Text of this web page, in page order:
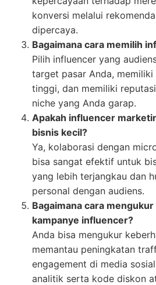
konversi melalui
dipercaya.
Bagaimana cara memilih
Pilih influencer yang
target pasar Anda,
tinggi, dan memiliki
niche yang Anda garap.
Apakah influencer
bisnis kecil?
Ya, kolaborasi dengan
bisa sangat efektif untuk
yang lebih terjangkau dan
personal dengan audiens.
Bagaimana cara
kampanye influencer?
Anda bisa mengukur
memantau peningkatan
engagement di media
analitik serta kode diskon